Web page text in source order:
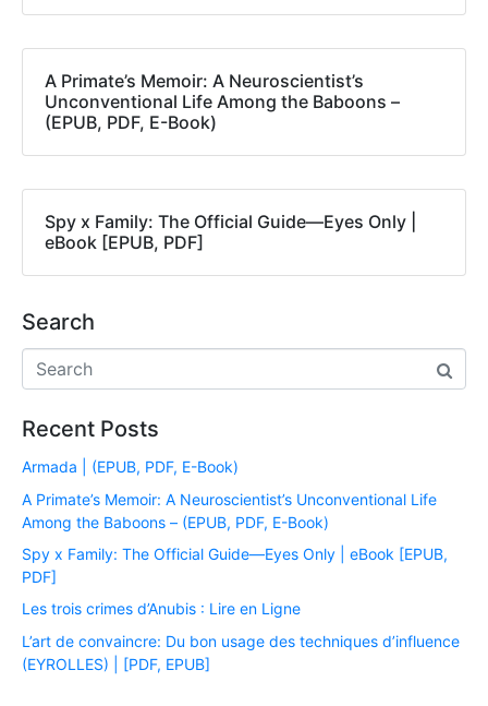
A Primate’s Memoir: A Neuroscientist’s
Unconventional Life Among the Baboons –
(EPUB, PDF, E-Book)
Spy x Family: The Official Guide―Eyes Only |
eBook [EPUB, PDF]
Search
Recent Posts
Armada | (EPUB, PDF, E-Book)
A Primate’s Memoir: A Neuroscientist’s Unconventional Life
Among the Baboons – (EPUB, PDF, E-Book)
Spy x Family: The Official Guide―Eyes Only | eBook [EPUB,
PDF]
Les trois crimes d’Anubis : Lire en Ligne
L’art de convaincre: Du bon usage des techniques d’influence
(EYROLLES) | [PDF, EPUB]